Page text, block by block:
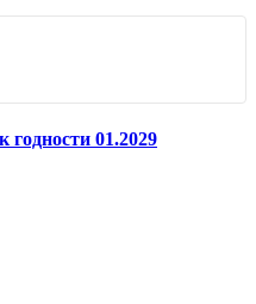
01.2029